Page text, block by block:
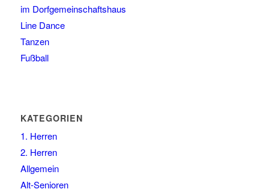
im Dorfgemeinschaftshaus
Line Dance
Tanzen
Fußball
KATEGORIEN
1. Herren
2. Herren
Allgemein
Alt-Senioren